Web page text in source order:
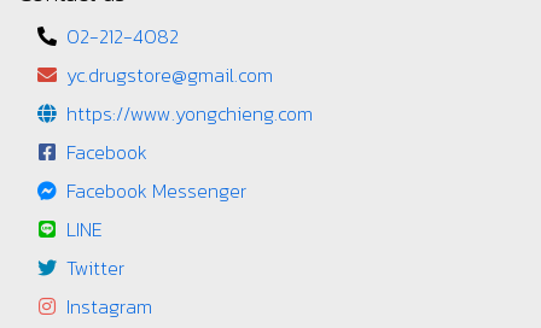
02-212-4082
yc.drugstore@gmail.com
https://www.yongchieng.com
Facebook
Facebook Messenger
LINE
Twitter
Instagram